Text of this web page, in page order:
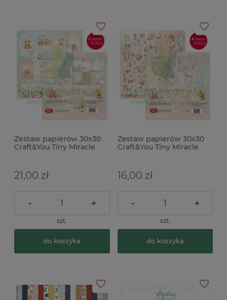
Zestaw papierów 30x30
Craft&You Tiny Miracle
21,00 zł
- +
szt.
do koszyka
Zestaw papierów 30x30
Craft&You Tiny Miracle
16,00 zł
- +
szt.
do koszyka